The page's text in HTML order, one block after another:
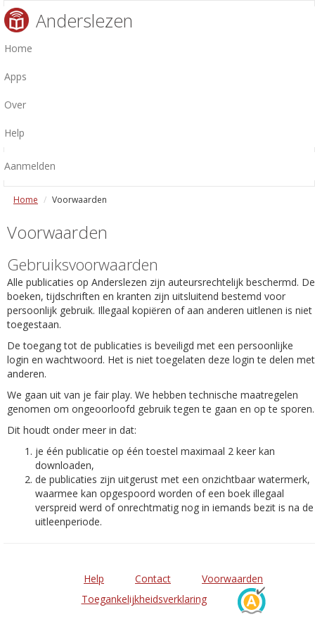
Anderslezen
Home
Apps
Over
Help
Aanmelden
Home Voorwaarden
Voorwaarden
Gebruiksvoorwaarden
Alle publicaties op Anderslezen zijn auteursrechtelijk beschermd. De
boeken, tijdschriften en kranten zijn uitsluitend bestemd voor
persoonlijk gebruik. Illegaal kopiëren of aan anderen uitlenen is niet
toegestaan.
De toegang tot de publicaties is beveiligd met een persoonlijke
login en wachtwoord. Het is niet toegelaten deze login te delen met
anderen.
We gaan uit van je fair play. We hebben technische maatregelen
genomen om ongeoorloofd gebruik tegen te gaan en op te sporen.
Dit houdt onder meer in dat:
je één publicatie op één toestel maximaal 2 keer kan
downloaden,
de publicaties zijn uitgerust met een onzichtbaar watermerk,
waarmee kan opgespoord worden of een boek illegaal
verspreid werd of onrechtmatig nog in iemands bezit is na de
uitleenperiode.
Help Contact
Voorwaarden
Toegankelijkheidsverklaring